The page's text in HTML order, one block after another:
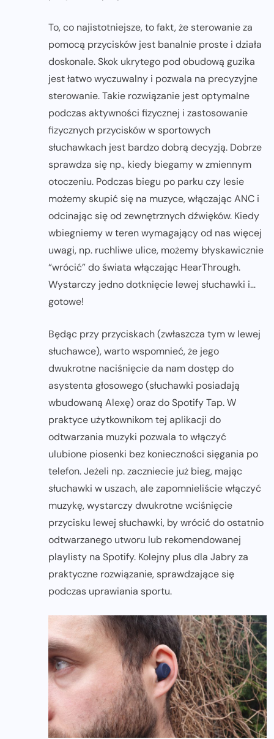
To, co najistotniejsze, to fakt, że sterowanie za
pomocą przycisków jest banalnie proste i działa
doskonale. Skok ukrytego pod obudową guzika
jest łatwo wyczuwalny i pozwala na precyzyjne
sterowanie. Takie rozwiązanie jest optymalne
podczas aktywności fizycznej i zastosowanie
fizycznych przycisków w sportowych
słuchawkach jest bardzo dobrą decyzją. Dobrze
sprawdza się np., kiedy biegamy w zmiennym
otoczeniu. Podczas biegu po parku czy lesie
możemy skupić się na muzyce, włączając ANC i
odcinając się od zewnętrznych dźwięków. Kiedy
wbiegniemy w teren wymagający od nas więcej
uwagi, np. ruchliwe ulice, możemy błyskawicznie
“wrócić” do świata włączając HearThrough.
Wystarczy jedno dotknięcie lewej słuchawki i…
gotowe!
Będąc przy przyciskach (zwłaszcza tym w lewej
słuchawce), warto wspomnieć, że jego
dwukrotne naciśnięcie da nam dostęp do
asystenta głosowego (słuchawki posiadają
wbudowaną Alexę) oraz do Spotify Tap. W
praktyce użytkownikom tej aplikacji do
odtwarzania muzyki pozwala to włączyć
ulubione piosenki bez konieczności sięgania po
telefon. Jeżeli np. zaczniecie już bieg, mając
słuchawki w uszach, ale zapomnieliście włączyć
muzykę, wystarczy dwukrotne wciśnięcie
przycisku lewej słuchawki, by wrócić do ostatnio
odtwarzanego utworu lub rekomendowanej
playlisty na Spotify. Kolejny plus dla Jabry za
praktyczne rozwiązanie, sprawdzające się
podczas uprawiania sportu.